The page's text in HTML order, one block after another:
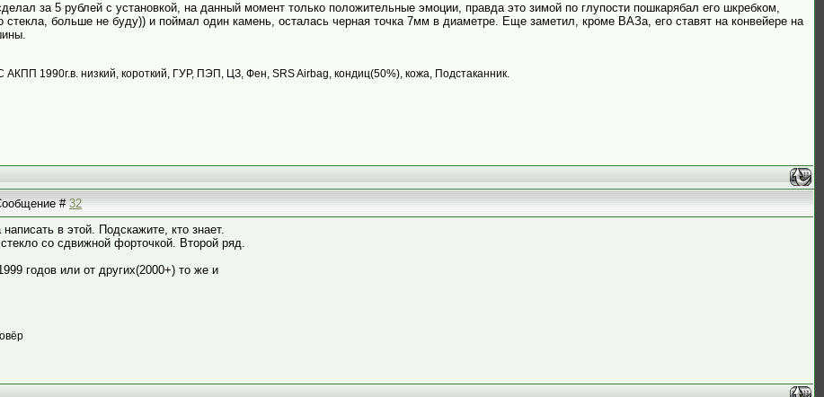
за 5 рублей с установкой, на данный момент только положительные эмоции, правда это зимой по глупости пошкарябал его шкребком,
стекла, больше не буду)) и поймал один камень, осталась черная точка 7мм в диаметре. Еще заметил, кроме ВАЗа, его ставят на конвейере на
1990г.в. низкий, короткий, ГУР, ПЭП, ЦЗ, Фен, SRS Airbag, кондиц(50%), кожа, Подстаканник.
#32
в этой. Подскажите, кто знает.
со сдвижной форточкой. Второй ряд.
годов или от других(2000+) то же и